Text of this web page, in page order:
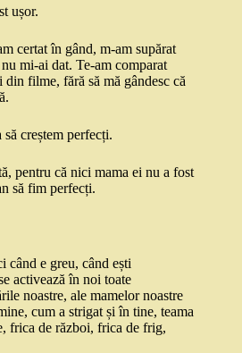
ușor.
certat în gând, m-am supărat
mi-ai dat. Te-am comparat
filme, fără să mă gândesc că
creștem perfecți.
pentru că nici mama ei nu a fost
să fim perfecți.
când e greu, când ești
activează în noi toate
noastre, ale mamelor noastre
cum a strigat și în tine, teama
frica de război, frica de frig,